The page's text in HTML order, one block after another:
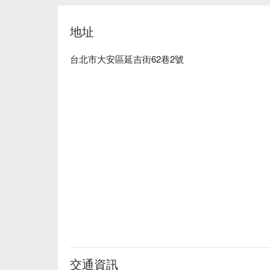
🤩 玩樂情報
適合情境：多人聚餐、日常餐廳、朋友聚餐、宵夜
【日本酒】清冽爽口，餘韻悠長
【紅白葡萄酒】紅的深邃，白的清新
地址
台北市大安區延吉街62巷2號
交通資訊